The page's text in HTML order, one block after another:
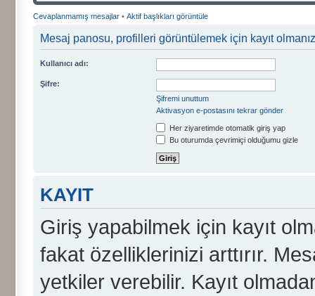
Cevaplanmamış mesajlar • Aktif başlıkları görüntüle
Mesaj panosu, profilleri görüntülemek için kayıt
Kullanıcı adı:
Şifre:
Şifremi unuttum
Aktivasyon e-postasını tekrar gönder
Her ziyaretimde otomatik giriş yap
Bu oturumda çevrimiçi olduğumu gizle
KAYIT
Giriş yapabilmek için kayıt
fakat özelliklerinizi arttırır.
yetkiler verebilir. Kayıt